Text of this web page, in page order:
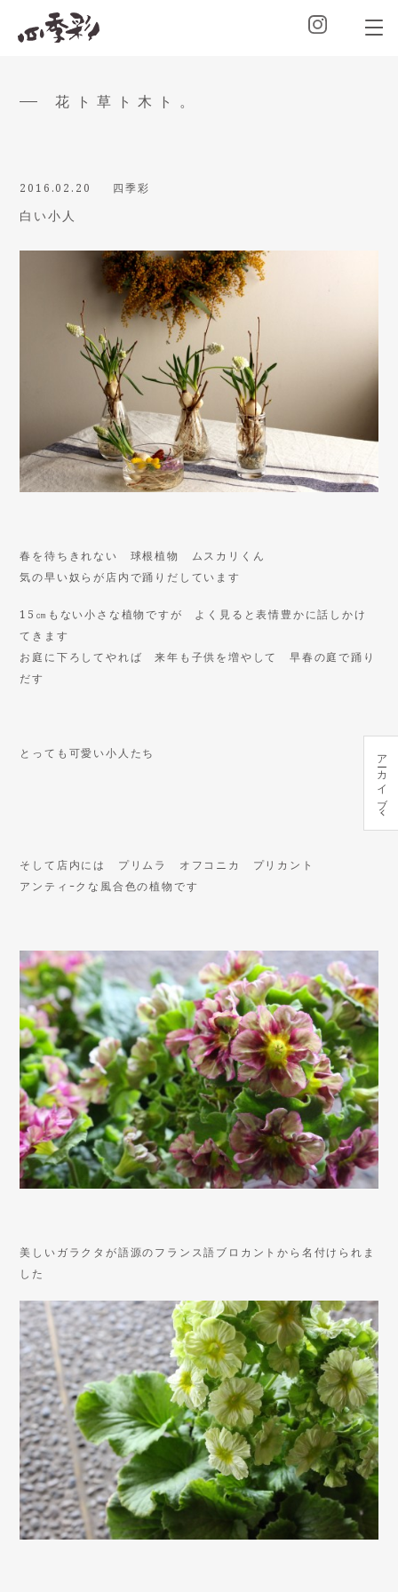
花ト草ト木ト。
2016.02.20 四季彩
白い小人
春を待ちきれない 球根植物 ムスカリくん
気の早い奴らが店内で踊りだしています
15㎝もない小さな植物ですが よく見ると表情豊かに話しかけ
てきます
お庭に下ろしてやれば 来年も子供を増やして 早春の庭で踊り
だす
とっても可愛い小人たち
そして店内には プリムラ オフコニカ プリカント
アンティｰクな風合色の植物です
美しいガラクタが語源のフランス語ブロカントから名付けられま
した
アーカイブ